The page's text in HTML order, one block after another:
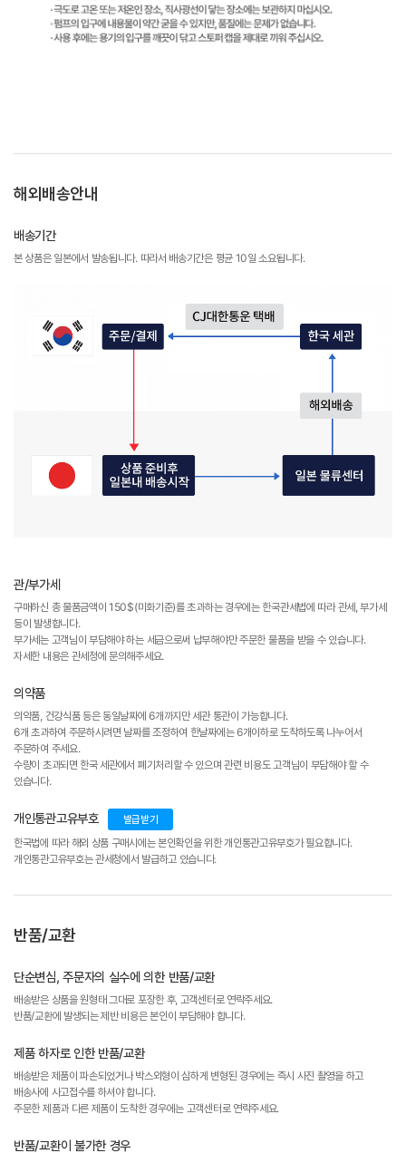
해외배송안내
배송기간
본 상품은 일본에서 발송됩니다. 따라서 배송기간은 평균 10일 소요됩니다.
관/부가세
구매하신 총 물품금액이 150$(미화기준)를 초과하는 경우에는 한국관세법에 따라 관세, 부가세
등이 발생합니다.
부가세는 고객님이 부담해야 하는 세금으로써 납부해야만 주문한 물품을 받을 수 있습니다.
자세한 내용은 관세청에 문의해주세요.
의약품
의약품, 건강식품 등은 동일날짜에 6개까지만 세관 통관이 가능합니다.
6개 초과하여 주문하시려면 날짜를 조정하여 한날짜에는 6개이하로 도착하도록 나누어서
주문하여 주세요.
수량이 초과되면 한국 세관에서 폐기처리할 수 있으며 관련 비용도 고객님이 부담해야 할 수
있습니다.
개인통관고유부호 발급받기
한국법에 따라 해외 상품 구매시에는 본인확인을 위한 개인통관고유부호가 필요합니다.
개인통관고유부호는 관세청에서 발급하고 있습니다.
반품/교환
단순변심, 주문자의 실수에 의한 반품/교환
배송받은 상품을 원형태 그대로 포장한 후, 고객센터로 연락주세요.
반품/교환에 발생되는 제반 비용은 본인이 부담해야 합니다.
제품 하자로 인한 반품/교환
배송받은 제품이 파손되었거나 박스외형이 심하게 변형된 경우에는 즉시 사진 촬영을 하고
배송사에 사고접수를 하셔야 합니다.
주문한 제품과 다른 제품이 도착한 경우에는 고객센터로 연락주세요.
반품/교환이 불가한 경우